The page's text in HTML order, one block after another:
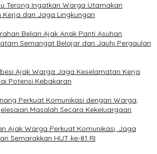
Terong Ingatkan Warga Utamakan
Kerja dan Jaga Lingkungan
Belian Ajak Anak Panti Asuhan
Semangat Belajar dan Jauhi Pergaulan
Ajak Warga Jaga Keselamatan Kerja
Potensi Kebakaran
Perkuat Komunikasi dengan Warga,
Masalah Secara Kekeluargaan
Ajak Warga Perkuat Komunikasi, Jaga
Semarakkan HUT ke-81 RI